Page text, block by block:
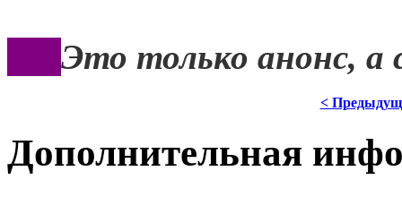
Это только анонс, а
<
Дополнительная